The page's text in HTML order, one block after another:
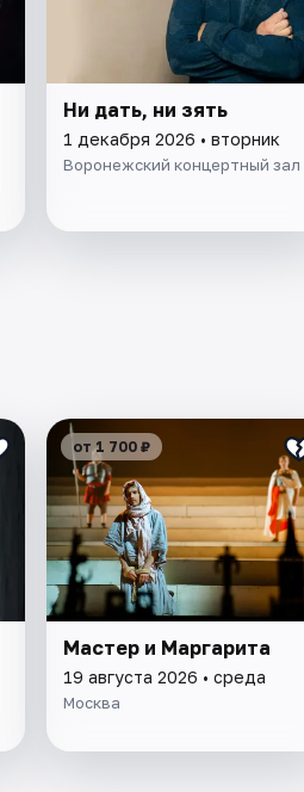
Ни дать, ни зять
1 декабря 2026 • вторник
Воронежский концертный зал
от 1 700 ₽
Мастер и Маргарита
19 августа 2026 • среда
Москва